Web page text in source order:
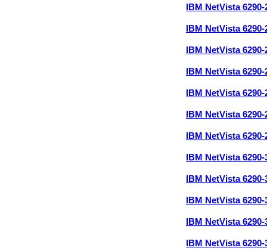
IBM NetVista
IBM NetVista
IBM NetVista
IBM NetVista
IBM NetVista
IBM NetVista
IBM NetVista
IBM NetVista
IBM NetVista
IBM NetVista
IBM NetVista
IBM NetVista